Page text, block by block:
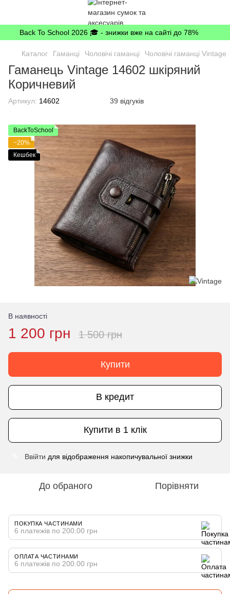
Back To School 2026 🎓 - знижки вже на сайті до 78%
Каталог Гаманці Чоловічі гаманці Чоловічі гаманці Vintage
Гаманець Vintage 14602 шкіряний
Коричневий
Артикул: 14602 39 відгуків
BackToSchool
−20%
Кешбек
В наявності
1 200 грн 1 500 грн
Купити
В кредит
Купити в 1 клік
Ввійти для відображення накопичувальної знижки
До обраного Порівняти
ПОКУПКА ЧАСТИНАМИ
6 платежів по 200.00 грн
ОПЛАТА ЧАСТИНАМИ
6 платежів по 200.00 грн